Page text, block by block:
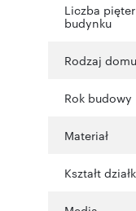
Liczba
budynku
Rodzaj domu
Rok budowy
Materiał
Kształt